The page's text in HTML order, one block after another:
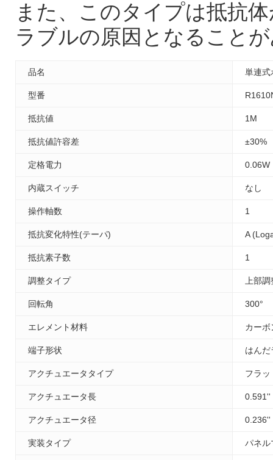
また、このタイプは抵抗
ラブルの原因となること
品名 単連式
型番
抵抗値 1M
抵抗値許容差 ±30%
定格電力 0.06W
内蔵スイッチ なし
操作軸数 1
抵抗変化特性(テーパ) A
抵抗素子数 1
調整タイプ 上部
回転角 300°
エレメント材料 カーボ
端子形状 はんだ
アクチュエータタイプ フラッ
アクチュエータ長 0.591''
アクチュエータ径 0.236''
実装タイプ パネル